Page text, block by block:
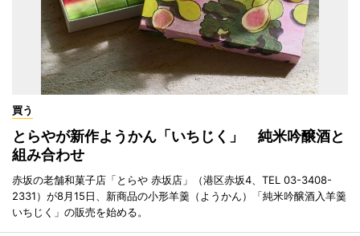
買う
とらやが新作ようかん「いちじく」 純米吟醸酒と
組み合わせ
赤坂の老舗和菓子店「とらや 赤坂店」（港区赤坂4、TEL 03-3408-
2331）が8月15日、新商品の小形羊羹（ようかん）「純米吟醸酒入羊羹
いちじく」の販売を始める。